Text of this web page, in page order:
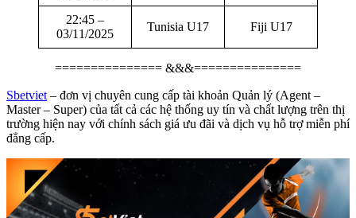
22:45 –
03/11/2025
Tunisia U17 Fiji U17
=============== &&&===============
Sbetviet – đơn vị chuyên cung cấp tài khoản Quản lý (Agent –
Master – Super) của tất cả các hệ thống uy tín và chất lượng trên thị
trường hiện nay với chính sách giá ưu đãi và dịch vụ hỗ trợ miễn phí
đẳng cấp.